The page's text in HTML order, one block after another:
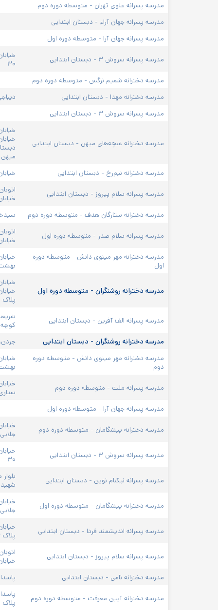
مدرسه پسرانه علوی تهران - متوسطه دوره دوم
مدرسه پسرانه جهان آراء - دبستان ابتدایی
مدرسه پسرانه جهان آرا - متوسطه دوره اول
مدرسه پسرانه سروش ۳ - دبستان ابتدایی
۳۰
مدرسه دخترانه شمیم نرگس - متوسطه دوره دوم
مدرسه دخترانه مهدا - دبستان ابتدایی
مدرسه پسرانه سروش ۳ - دبستان ابتدایی
مدرسه دخترانه غنچه‌های میهن - دبستان ابتدایی
میهن
مدرسه دخترانه نیم‌رخ - دبستان ابتدایی
مدرسه پسرانه سلام پیروز - دبستان ابتدایی
مدرسه دخترانه ستارگان هدف - متوسطه دوره دوم
مدرسه پسرانه سلام صدر - متوسطه دوره اول
مدرسه دخترانه مهر مینوی دانش - متوسطه دوره
اول
بهشت
مدرسه دخترانه روشنگران - متوسطه دوره اول
پلاک ۱۱
مدرسه پسرانه الف آفرین - دبستان ابتدایی
کوچه
مدرسه دخترانه روشنگران - دبستان ابتدایی
مدرسه دخترانه مهر مینوی دانش - متوسطه دوره
دوم
بهشت
مدرسه پسرانه ملت - متوسطه دوره دوم
مدرسه پسرانه جهان آرا - متوسطه دوره اول
مدرسه دخترانه پیشگامان - متوسطه دوره دوم جلایی‌پور غربی، پلاک ۴۸
مدرسه پسرانه سروش ۳ - دبستان ابتدایی
۳۰
مدرسه پسرانه نیکنام نوین - دبستان ابتدایی
شهید
مدرسه دخترانه پیشگامان - متوسطه دوره اول
مدرسه پسرانه اندیشمند فردا - دبستان ابتدایی
پلاک ۶
مدرسه پسرانه سلام پیروز - دبستان ابتدایی
مدرسه دخترانه نامی - دبستان ابتدایی
مدرسه دخترانه آیین معرفت - متوسطه دوره دوم
پلاک ۲۲